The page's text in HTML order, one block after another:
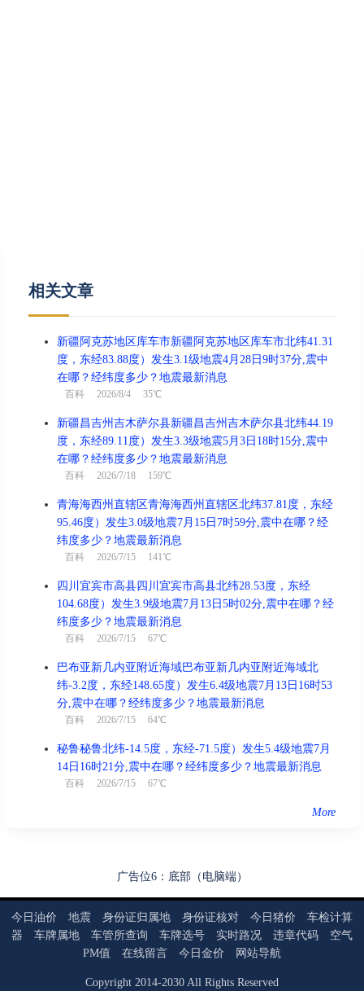
相关文章
新疆阿克苏地区库车市新疆阿克苏地区库车市北纬41.31
度，东经83.88度）发生3.1级地震4月28日9时37分,震中
在哪？经纬度多少？地震最新消息
百科 2026/8/4 35℃
新疆昌吉州吉木萨尔县新疆昌吉州吉木萨尔县北纬44.19
度，东经89.11度）发生3.3级地震5月3日18时15分,震中
在哪？经纬度多少？地震最新消息
百科 2026/7/18 159℃
青海海西州直辖区青海海西州直辖区北纬37.81度，东经
95.46度）发生3.0级地震7月15日7时59分,震中在哪？经
纬度多少？地震最新消息
百科 2026/7/15 141℃
四川宜宾市高县四川宜宾市高县北纬28.53度，东经
104.68度）发生3.9级地震7月13日5时02分,震中在哪？经
纬度多少？地震最新消息
百科 2026/7/15 67℃
巴布亚新几内亚附近海域巴布亚新几内亚附近海域北
纬-3.2度，东经148.65度）发生6.4级地震7月13日16时53
分,震中在哪？经纬度多少？地震最新消息
百科 2026/7/15 64℃
秘鲁秘鲁北纬-14.5度，东经-71.5度）发生5.4级地震7月
14日16时21分,震中在哪？经纬度多少？地震最新消息
百科 2026/7/15 67℃
More
广告位6：底部（电脑端）
今日油价 地震 身份证归属地 身份证核对 今日猪价
车检计算
器
车牌属地 车管所查询 车牌选号 实时路况 违章代码
空气
PM值
在线留言 今日金价 网站导航
Copyright 2014-2030 All Rights Reserved